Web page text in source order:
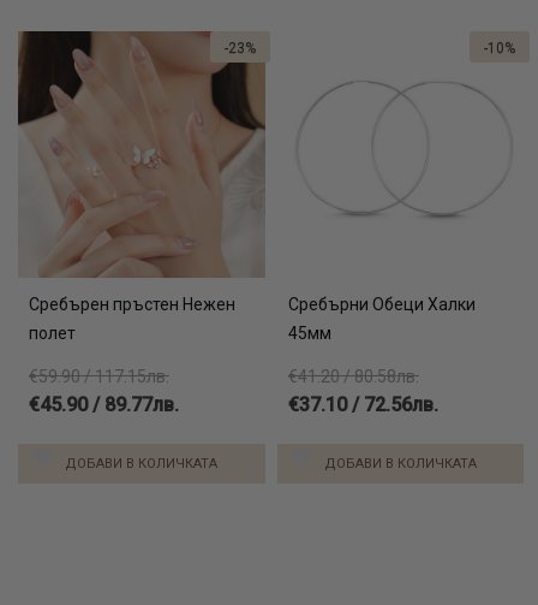
Сребърен пръстен Нежен
полет
€59.90 / 117.15лв.
€45.90 / 89.77лв.
ДОБАВИ В КОЛИЧКАТА
-23%
Сребърни Обеци Халки
45мм
€41.20 / 80.58лв.
€37.10 / 72.56лв.
ДОБАВИ В КОЛИЧКАТА
-10%